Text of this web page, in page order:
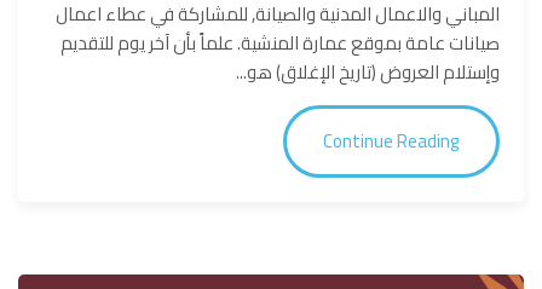
المباني والاعمال المدنية والصيانة, للمشاركة في عطاء اعمال
صيانات عامة بموقع عمارة المنشية. علماً بأن آخر يوم للتقديم
وإستلام العروض (تاريخ الإغلاق) هو...
Continue Reading